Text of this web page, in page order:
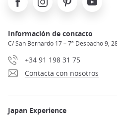
Información de contacto
C/ San Bernardo 17 – 7º Despacho 9,
+34 91 198 31 75
Contacta con nosotros
Japan Experience